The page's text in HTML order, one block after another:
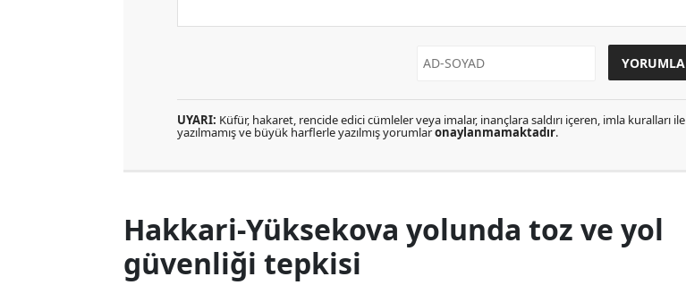
UYARI: Küfür, hakaret, rencide edici cümleler veya imalar, inançlara saldırı içeren, imla kuralları ile
yazılmamış ve büyük harflerle yazılmış yorumlaronaylanmamaktadır.
Hakkari-Yüksekova yolunda toz ve yol
güvenliği tepkisi